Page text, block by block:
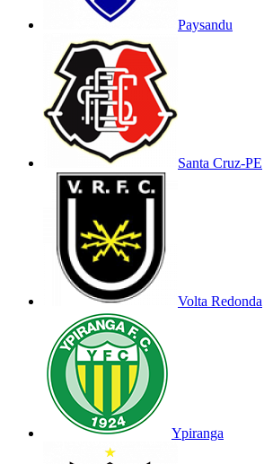
Paysandu
Santa Cruz-PE
Volta Redonda
Ypiranga